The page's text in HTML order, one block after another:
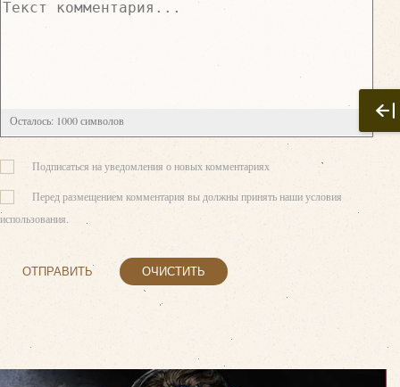
Осталось: 1000символов
Подписаться на уведомления о новых комментариях
Перед размещением комментария вы должны принять наши условия
использования.
ОТПРАВИТЬ ОЧИСТИТЬ